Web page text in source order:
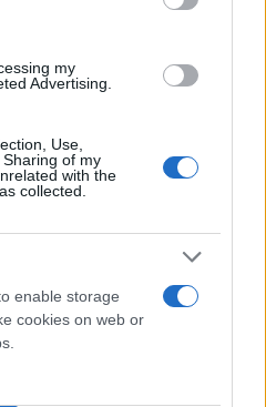
my
Advertising.
Use,
of my
with the
collected.
enable storage
cookies on web or